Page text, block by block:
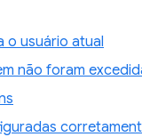
o usuário atual
não foram